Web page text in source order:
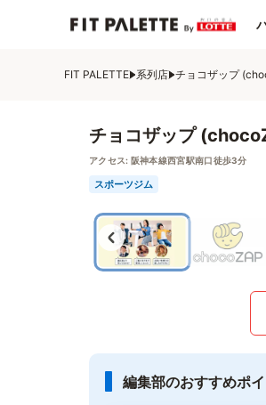
FIT PALETTE 系列店 チョコザップ
チョコザップ
アクセス: 阪神本線西宮駅南口徒歩3分
スポーツジム
編集部のおすすめポ